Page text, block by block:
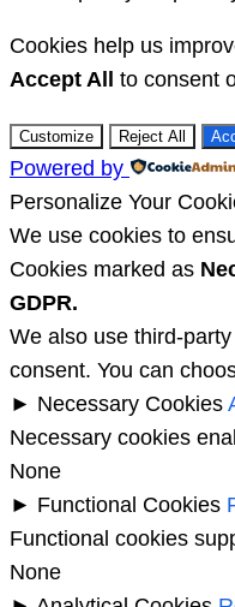
Cookies help us
Accept All
to consent
Customize Reject All
Powered by
Personalize Your
We use cookies to
Cookies marked as
GDPR.
We also use third-
consent. You can
► Necessary Cookies
Necessary cookies
None
► Functional Cookies
Functional cookies
None